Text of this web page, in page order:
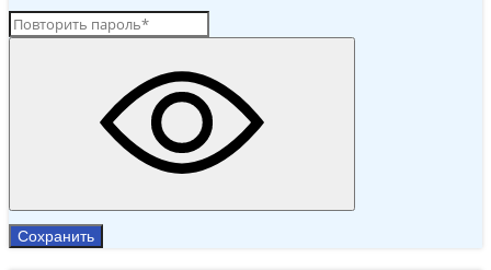
Сохранить